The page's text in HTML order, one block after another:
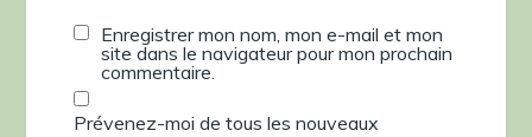
Enregistrer mon nom, mon e-mail et mon
site dans le navigateur pour mon prochain
commentaire.
Prévenez-moi de tous les nouveaux